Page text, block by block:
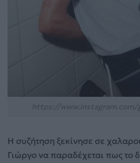
Η συζήτηση ξεκίνησε σε
Γιώργο να παραδέχεται πως το